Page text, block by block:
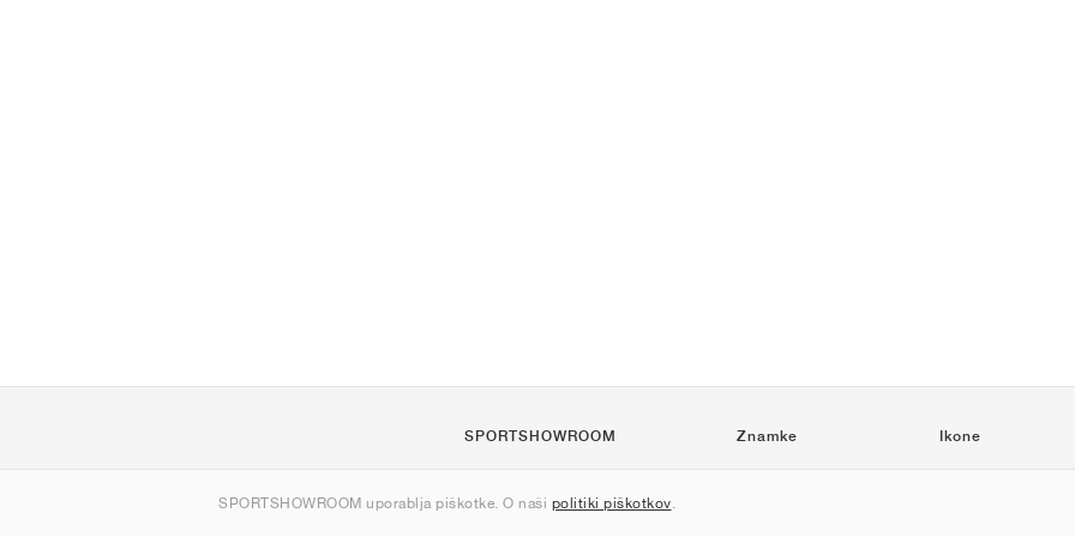
SPORTSHOWROOM uporablja piškotke. O naši politiki piškotkov
SPORTSHOWROOM
Kontakt
Znamke Ikone